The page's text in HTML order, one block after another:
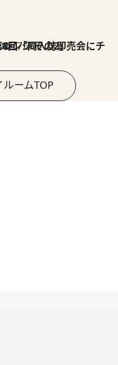
「同人誌即売会にチャレンジ その2」
ームTOP